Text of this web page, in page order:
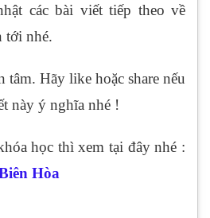
các bài viết tiếp theo về
tới nhé.
tâm. Hãy like hoặc share nếu
này ý nghĩa nhé !
học thì xem tại đây nhé :
Hòa